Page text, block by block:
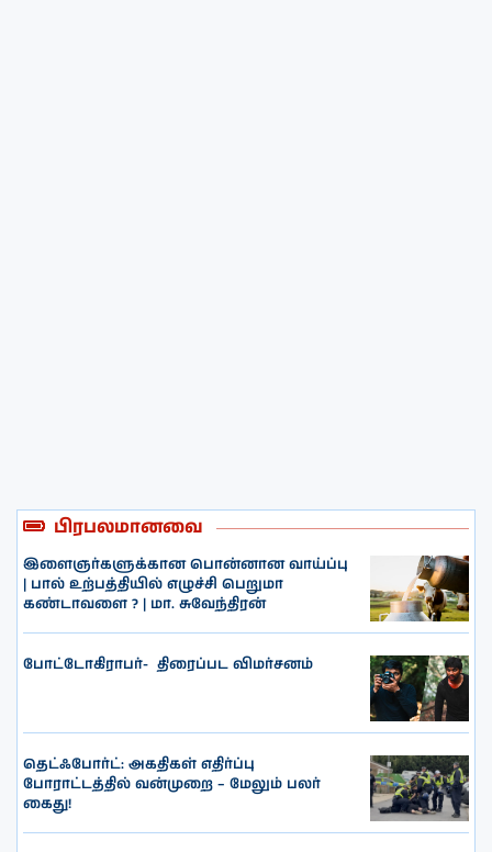
பிரபலமானவை
இளைஞர்களுக்கான பொன்னான வாய்ப்பு
| பால் உற்பத்தியில் எழுச்சி பெறுமா
கண்டாவளை ? | மா. சுவேந்திரன்
போட்டோகிராபர்- ‌ திரைப்பட விமர்சனம்
தெட்ஃபோர்ட்: அகதிகள் எதிர்ப்பு
போராட்டத்தில் வன்முறை – மேலும் பலர்
கைது!